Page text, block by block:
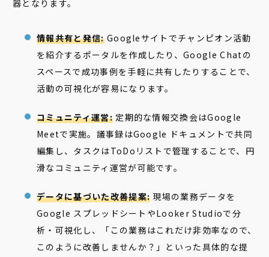
器となります。
情報共有と発信:Googleサイトでチャンピオン活動
を紹介するポータルを作成したり、Google Chatの
スペースで成功事例を手軽に共有したりすることで、
活動の可視化が容易になります。
コミュニティ運営:定期的な情報交換会はGoogle
Meetで実施。議事録はGoogle ドキュメントで共同
編集し、タスクはToDoリストで管理することで、円
滑なコミュニティ運営が可能です。
データに基づいた改善提案: 現場の業務データを
Google スプレッドシートやLooker Studioで分
析・可視化し、「この業務はこれだけ非効率なので、
このように改善しませんか？」といった具体的な提